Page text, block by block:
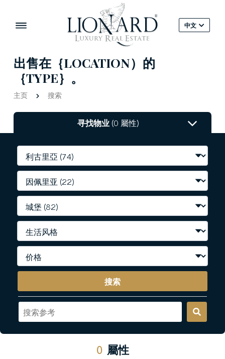
中文
出售在｛LOCATION）的
｛TYPE｝。
主页 搜索
寻找物业(0 屬性)
搜索
0 屬性